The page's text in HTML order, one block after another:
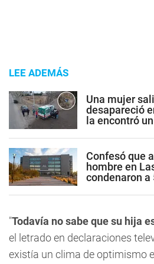
LEE ADEMÁS
Una mujer
desapareció
la encontró
Confesó que
hombre en
condenaron a
"Todavía no sabe que su hija
el letrado en declaraciones
existía un clima de optimismo